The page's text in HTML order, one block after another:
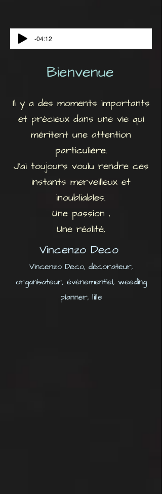
-04:12
Bienvenue
Il y a des moments importants
et précieux dans une vie qui
méritent une attention
particulière.
J'ai toujours voulu rendre ces
instants merveilleux et
inoubliables.
Une passion ,
Une réalité,
Vincenzo Deco
Vincenzo Deco, décorateur,
organisateur, évènementiel, weeding
planner, lille